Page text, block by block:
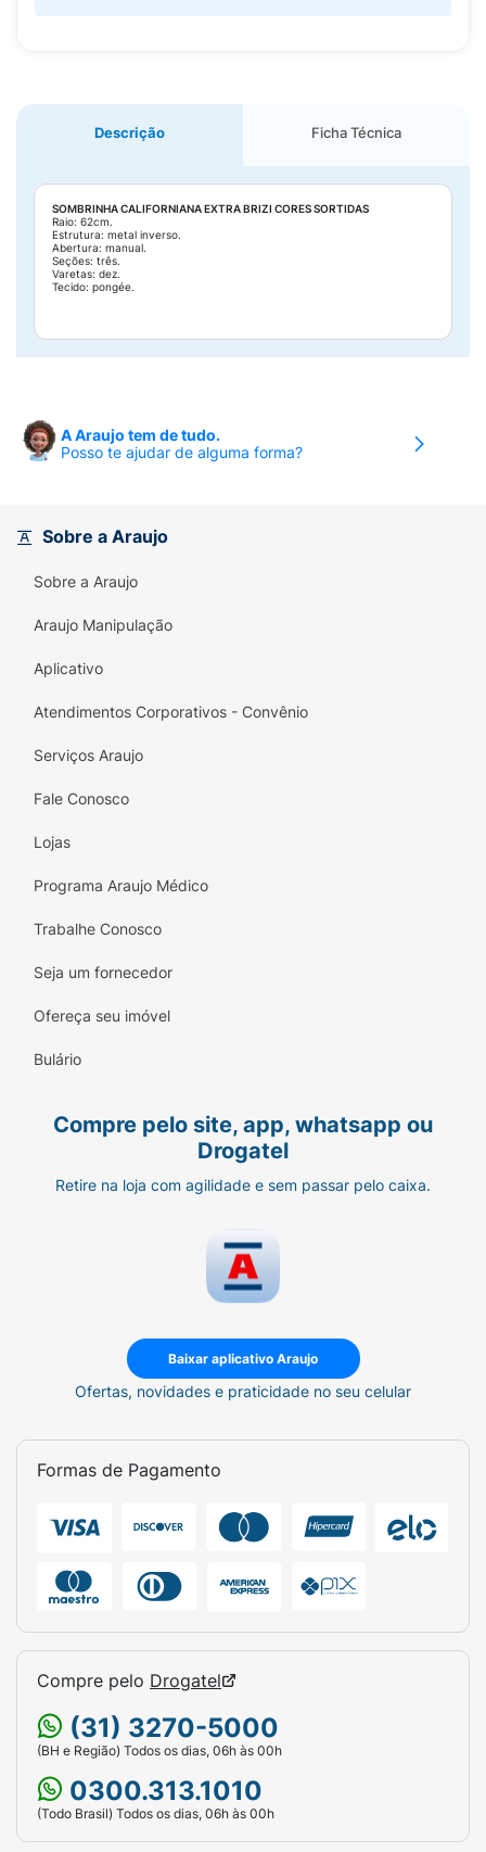
Descrição Ficha Técnica
SOMBRINHA CALIFORNIANA EXTRA BRIZI CORES SORTIDAS
Raio: 62cm.
Estrutura: metal inverso.
Abertura: manual.
Seções: três.
Varetas: dez.
Tecido: pongée.
A Araujo tem de tudo.
Posso te ajudar de alguma forma?
Sobre a Araujo
Sobre a Araujo
Araujo Manipulação
Aplicativo
Atendimentos Corporativos - Convênio
Serviços Araujo
Fale Conosco
Lojas
Programa Araujo Médico
Trabalhe Conosco
Seja um fornecedor
Ofereça seu imóvel
Bulário
Compre pelo site, app, whatsapp ou
Drogatel
Retire na loja com agilidade e sem passar pelo caixa.
Baixar aplicativo Araujo
Ofertas, novidades e praticidade no seu celular
Formas de Pagamento
Compre pelo Drogatel
(31) 3270-5000
(BH e Região) Todos os dias, 06h às 00h
0300.313.1010
(Todo Brasil) Todos os dias, 06h às 00h